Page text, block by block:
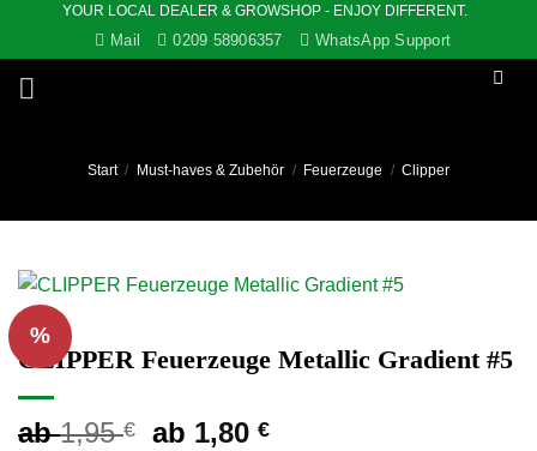
springen
YOUR LOCAL DEALER & GROWSHOP - ENJOY DIFFERENT.
Mail 0209 58906357 WhatsApp Support
Start / Must-haves & Zubehör / Feuerzeuge / Clipper
%
CLIPPER Feuerzeuge Metallic Gradient #5
ab1,95€ ab 1,80€